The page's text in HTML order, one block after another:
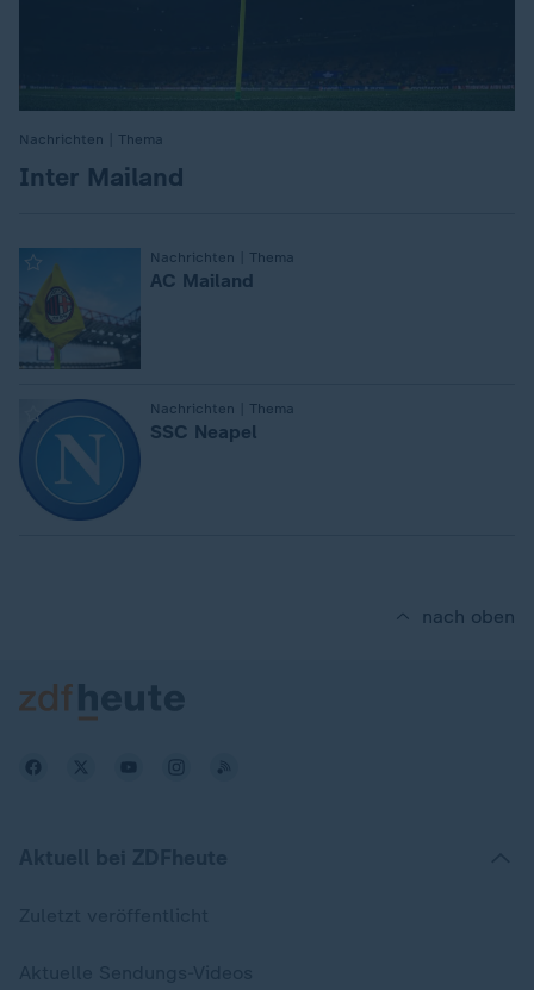
Nachrichten | Thema
:
Inter Mailand
Nachrichten | Thema
AC Mailand
Nachrichten | Thema
SSC Neapel
nach oben